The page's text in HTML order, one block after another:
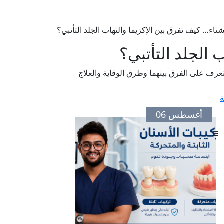
كيف تفرق بين الإكزيما والتهاب الجلد التأتبي؟
التأتبي؟
على الفرق بينهما وطرق الوقاية والعلاج
أغسطس 06